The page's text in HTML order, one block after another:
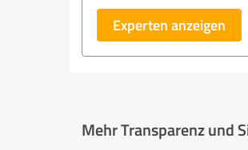
Experten anzeigen
Mehr Transparenz und